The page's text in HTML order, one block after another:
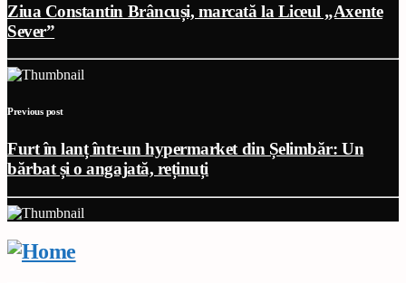
Ziua Constantin Brâncuși, marcată la Liceul „Axente
Sever”
Previous post
Furt în lanț într-un hypermarket din Șelimbăr: Un
bărbat și o angajată, reținuți